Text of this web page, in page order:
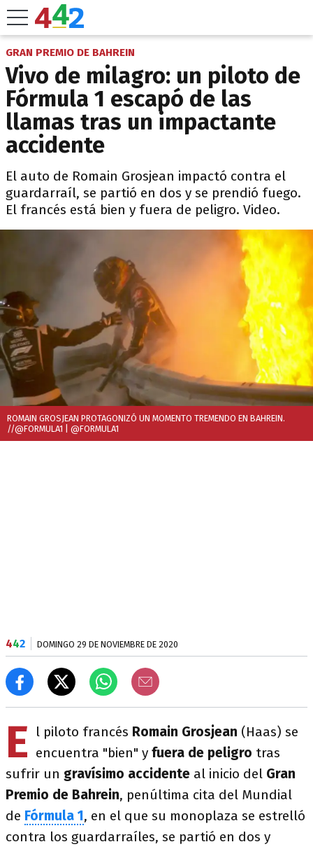
GRAN PREMIO DE BAHREIN
Vivo de milagro: un piloto de
Fórmula 1 escapó de las
llamas tras un impactante
accidente
El auto de Romain Grosjean impactó contra el
guardarraíl, se partió en dos y se prendió fuego.
El francés está bien y fuera de peligro. Video.
ROMAIN GROSJEAN PROTAGONIZÓ UN MOMENTO TREMENDO EN BAHREIN.
//@FORMULA1 | @FORMULA1
442 DOMINGO 29 DE NOVIEMBRE DE 2020
E l piloto francés Romain Grosjean (Haas) se
encuentra "bien" y fuera de peligro tras
sufrir un gravísimo accidente al inicio del Gran
Premio de Bahrein, penúltima cita del Mundial
de Fórmula 1, en el que su monoplaza se estrelló
contra los guardarraíles, se partió en dos y